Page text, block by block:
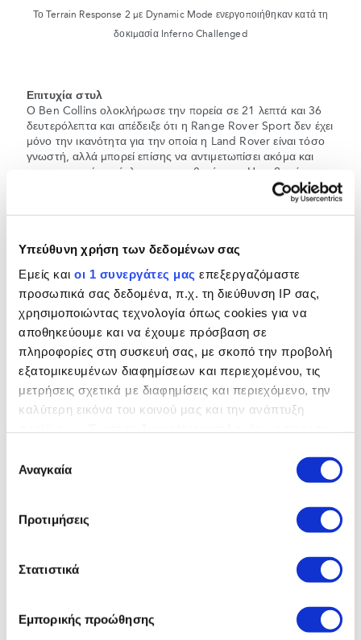
Υπεύθυνη χρήση των δεδομένων σας
Εμείς και οι 1 συνεργάτες μας επεξεργαζόμαστε
προσωπικά σας δεδομένα, π.χ. τη διεύθυνση IP σας,
χρησιμοποιώντας τεχνολογία όπως cookies για να
αποθηκεύουμε και να έχουμε πρόσβαση σε
πληροφορίες στη συσκευή σας, με σκοπό την προβολή
εξατομικευμένων διαφημίσεων και περιεχομένου, τις
μετρήσεις σχετικά με διαφημίσεις και περιεχόμενο, την
καλύτερη εικόνα του κοινού μας και την ανάπτυξη
σκοπούς.
Να συλλέξουμε πληροφορίες σχετικά με τη
είναι ακριβείς σε απόσταση μερικών μέτρων
Να αναγνωρίσουμε τη συσκευή σας σαρώνοντας
(δακτυλικό αποτύπωμα)
συγκατάθεσης
Αναγκαία
Προτιμήσεις
Στατιστικά
Εμπορικής προώθησης
Το Terrain Response 2 με Dynamic Mode ενεργοποιήθηκαν κατά τη
δοκιμασία Inferno Challenged
Επιτυχία στυλ
Ο Ben Collins ολοκλήρωσε την πορεία σε 21 λεπτά και 36
δευτερόλεπτα και απέδειξε ότι η Range Rover Sport δεν έχει
μόνο την ικανότητα για την οποία η Land Rover είναι τόσο
γνωστή, αλλά μπορεί επίσης να αντιμετωπίσει ακόμα και
την πιο ακραία πρόκληση με σταθερότητα. Η στιβαρή
παρουσία του σχεδιασμού του οχήματος σημαίνει ότι είχε
μια εντυπωσιακή σιλουέτα κατά τη διάρκεια της πρόκλησης
και χάρη στο πολυτελές εσωτερικό, ο Ben πέτυχε το στόχο
περισσότερα σχετικά με τη δοκιμασία.
Το Range Rover Sport έχει σχεδιαστεί και κατασκευάζεται